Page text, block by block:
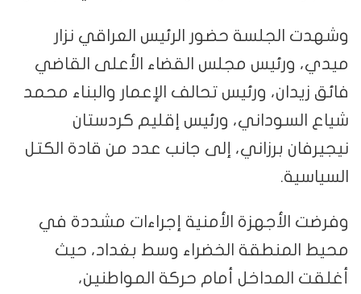
وشهدت الجلسة حضور الرئيس العراقي نزار
ميدي، ورئيس مجلس القضاء الأعلى القاضي
فائق زيدان، ورئيس تحالف الإعمار والبناء محمد
شياع السوداني، ورئيس إقليم كردستان
نيجيرفان برزاني، إلى جانب عدد من قادة الكتل
السياسية.
وفرضت الأجهزة الأمنية إجراءات مشددة في
محيط المنطقة الخضراء وسط بغداد، حيث
أغلقت المداخل أمام حركة المواطنين،